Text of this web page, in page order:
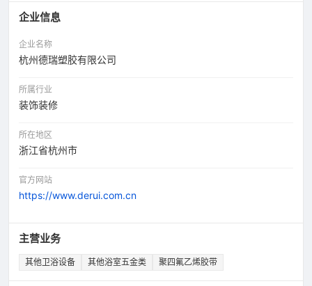
企业信息
企业名称
杭州德瑞塑胶有限公司
所属行业
装饰装修
所在地区
浙江省杭州市
官方网站
https://www.derui.com.cn
主营业务
其他卫浴设备 其他浴室五金类 聚四氟乙烯胶带